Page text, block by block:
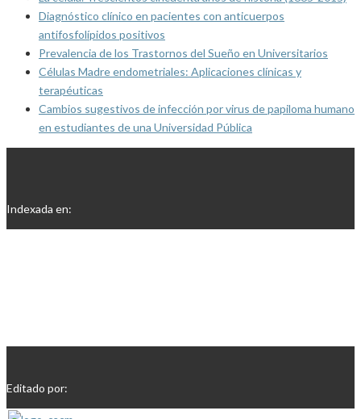
Diagnóstico clínico en pacientes con anticuerpos
antifosfolípidos positivos
Prevalencia de los Trastornos del Sueño en Universitarios
Células Madre endometriales: Aplicaciones clínicas y
terapéuticas
Cambios sugestivos de infección por virus de papiloma humano
en estudiantes de una Universidad Pública
Indexada en:
Editado por: